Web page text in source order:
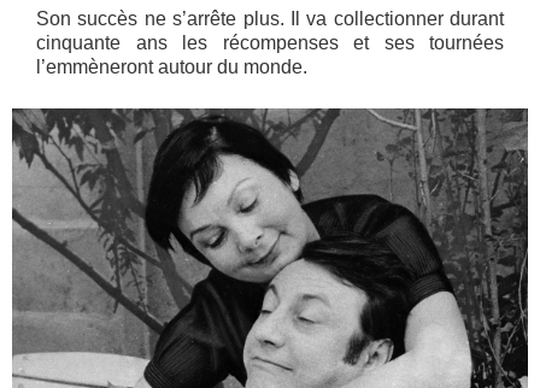
Son succès ne s’arrête plus. Il va collectionner durant
cinquante ans les récompenses et ses tournées
l’emmèneront autour du monde.